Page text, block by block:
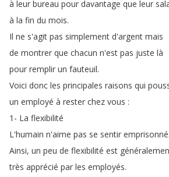
à leur bureau pour davantage que leur
à la fin du mois.
Il ne s'agit pas simplement d'argent mais
de montrer que chacun n'est pas juste là
pour remplir un fauteuil.
Voici donc les principales raisons qui
un employé à rester chez vous :
1- La flexibilité
L'humain n'aime pas se sentir emprisonné
Ainsi, un peu de flexibilité est
très apprécié par les employés.